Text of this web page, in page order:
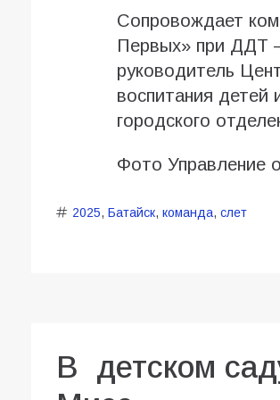
Сопровождает
Первых» при ДДТ
руководитель
воспитания детей
городского
Фото Управление
2025, Батайск, команда, слет
В детском